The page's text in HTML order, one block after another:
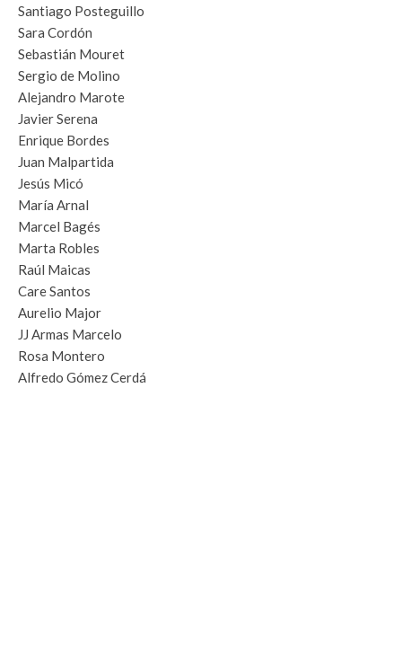
Santiago Posteguillo
Sara Cordón
Sebastián Mouret
Sergio de Molino
Alejandro Marote
Javier Serena
Enrique Bordes
Juan Malpartida
Jesús Micó
María Arnal
Marcel Bagés
Marta Robles
Raúl Maicas
Care Santos
Aurelio Major
JJ Armas Marcelo
Rosa Montero
Alfredo Gómez Cerdá